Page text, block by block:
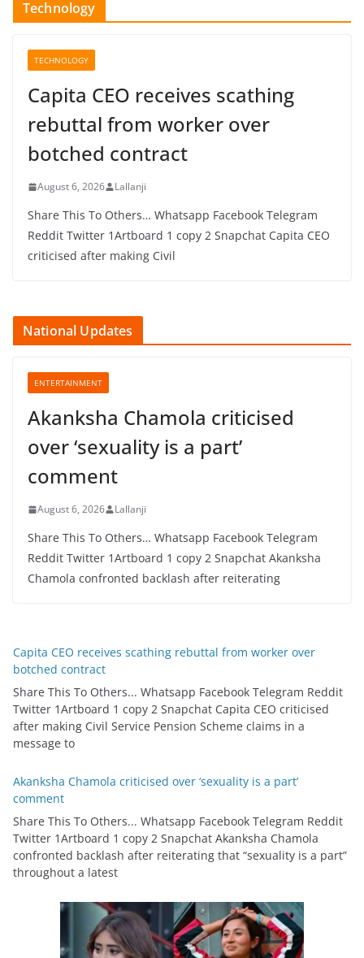
Technology
TECHNOLOGY
Capita CEO receives scathing
rebuttal from worker over
botched contract
August 6, 2026 Lallanji
Share This To Others… Whatsapp Facebook Telegram
Reddit Twitter 1Artboard 1 copy 2 Snapchat Capita CEO
criticised after making Civil
National Updates
ENTERTAINMENT
Akanksha Chamola criticised
over ‘sexuality is a part’
comment
August 6, 2026 Lallanji
Share This To Others… Whatsapp Facebook Telegram
Reddit Twitter 1Artboard 1 copy 2 Snapchat Akanksha
Chamola confronted backlash after reiterating
Capita CEO receives scathing rebuttal from worker over
botched contract
Share This To Others... Whatsapp Facebook Telegram Reddit
Twitter 1Artboard 1 copy 2 Snapchat Capita CEO criticised
after making Civil Service Pension Scheme claims in a
message to
Akanksha Chamola criticised over ‘sexuality is a part’
comment
Share This To Others... Whatsapp Facebook Telegram Reddit
Twitter 1Artboard 1 copy 2 Snapchat Akanksha Chamola
confronted backlash after reiterating that “sexuality is a part”
throughout a latest